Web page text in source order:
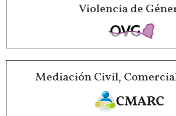
Violencia de
Mediación Civil,